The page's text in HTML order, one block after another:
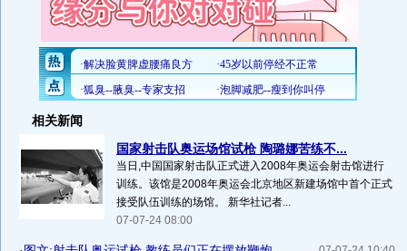
相关新闻
国家射击队奥运场馆试枪 陶璐娜苦练不...
当日,中国国家射击队正式进入2008年奥运会射击馆进行
训练。该馆是2008年奥运会北京地区新建场馆中首个正式
接受队伍训练的场馆。 新华社记者...
07-07-24 08:00